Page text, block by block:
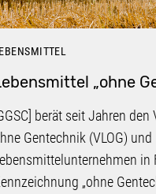
„ohne
berät seit Jahren
Gentechnik (VLOG) und
in
„ohne